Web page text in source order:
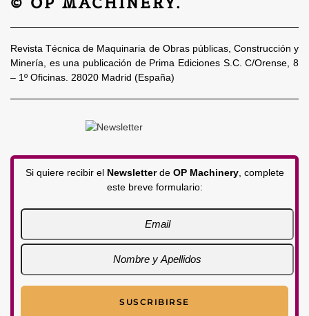
Revista Técnica de Maquinaria de Obras públicas, Construcción y
Minería, es una publicación de Prima Ediciones S.C. C/Orense, 8
– 1º Oficinas. 28020 Madrid (España)
Si quiere recibir el Newsletterde OP Machinery, complete
este breve formulario: